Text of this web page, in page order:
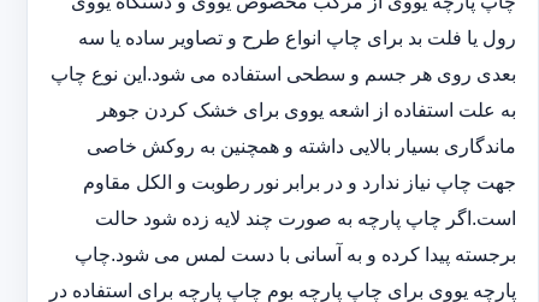
رول یا فلت بد برای چاپ انواع طرح و تصاویر ساده یا سه
بعدی روی هر جسم و سطحی استفاده می شود.این نوع چاپ
به علت استفاده از اشعه یووی برای خشک کردن جوهر
ماندگاری بسیار بالایی داشته و همچنین به روکش خاصی
جهت چاپ نیاز ندارد و در برابر نور رطوبت و الکل مقاوم
است.اگر چاپ پارچه به صورت چند لایه زده شود حالت
برجسته پیدا کرده و به آسانی با دست لمس می شود.چاپ
پارچه یووی برای چاپ پارچه بوم چاپ پارچه برای استفاده در